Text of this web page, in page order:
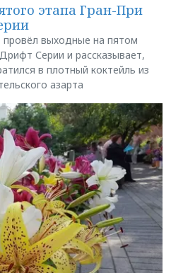
этапа Гран-При
выходные на пятом
Серии и рассказывает,
в плотный коктейль из
азарта